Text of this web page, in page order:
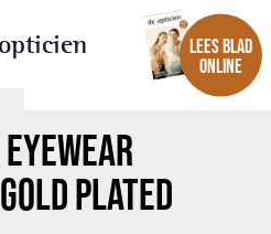
LEES BLAD
ONLINE
PLATED